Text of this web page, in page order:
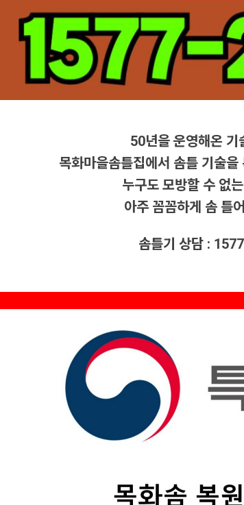
50년을 운영해온 기
목화마을솜틀집에서 솜틀 기술
누구도 모방할 수 없
아주 꼼꼼하게 솜 틀
솜틀기 상담 :